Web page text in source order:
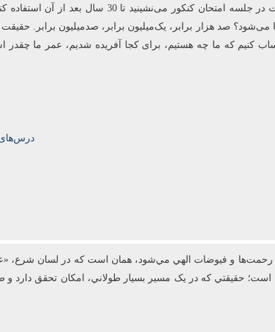
صد هزار برابر، یک‌میلیون برابر، صدمیلیون برابر.
حساب کنیم که ما چه هستیم، برای کجا آفریده شدیم، عمر ما
و فيوضات الهي مي‌شود، همان است که در لسان شرع،
است؛ حقيقتي که در يک مسير بسيار طولاني، امکان تحقق